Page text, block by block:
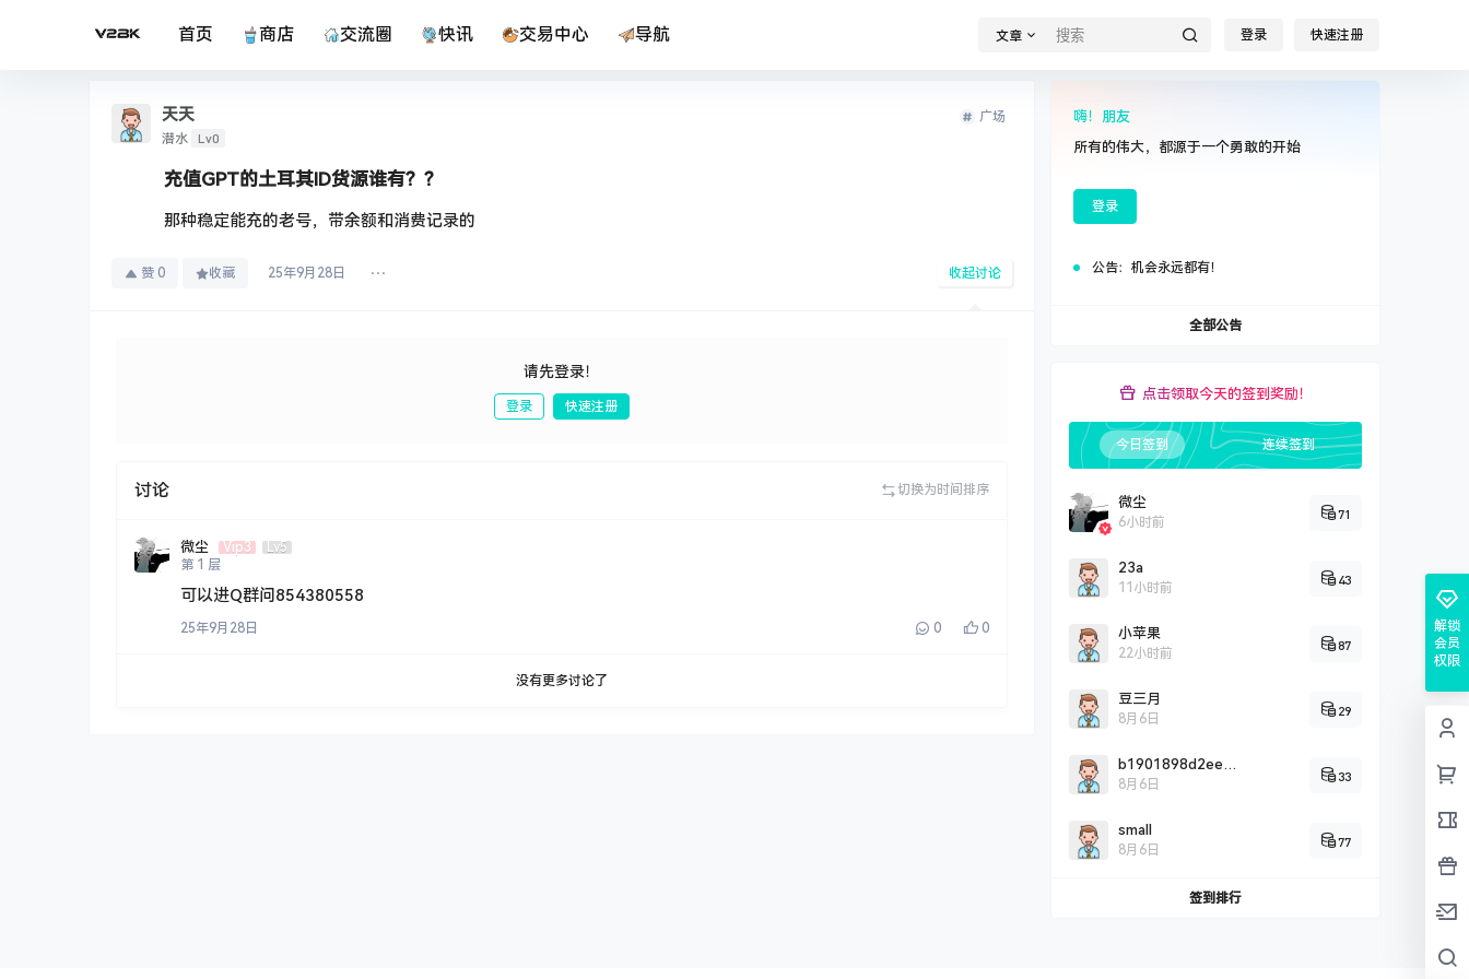
首页 商店 交流圈 快讯 交易中心 导航 文章 登录 快速注册
天天
潜水 Lv0
广场
充值GPT的土耳其ID货源谁有？？
那种稳定能充的老号，带余额和消费记录的
赞 0 收藏 25年9月28日 收起讨论
请先登录！
登录 快速注册
讨论 切换为时间排序
微尘 Vip3
Lv5
第 1 层
可以进Q群问854380558
25年9月28日 0 0
没有更多讨论了
嗨！朋友
所有的伟大，都源于一个勇敢的开始
登录
公告： 机会永远都有！
全部公告
点击领取今天的签到奖励！
今日签到 连续签到
微尘
6小时前
71
23a
11小时前
43
小苹果
22小时前
87
豆三月
8月6日
29
b1901898d2eef0c2fddbd2c9a5707cc26725
8月6日
33
small
8月6日
77
签到排行
解锁
会员
权限